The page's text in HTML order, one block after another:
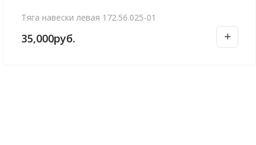
Тяга навески левая 172.56.025-01
35,000руб.